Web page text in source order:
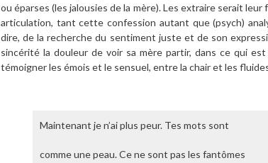
ou éparses (les jalousies de la mère). Les extraire serait
articulation, tant cette confession autant que (psych)
dire, de la recherche du sentiment juste et de son
sincérité la douleur de voir sa mère partir, dans ce qui
témoigner les émois et le sensuel, entre la chair et les
Maintenant je n’ai plus peur. Tes mots sont
comme une peau. Ce ne sont pas les fantômes